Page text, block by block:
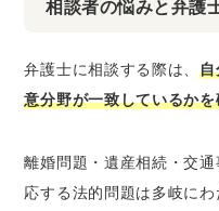
相談者の悩みと弁護
弁護士に相談する際は、自
意分野が一致しているかを
離婚問題・遺産相続・交
応する法的問題は多岐にわ